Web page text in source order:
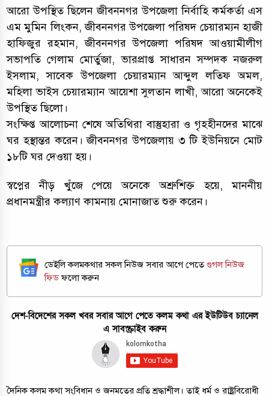
আরো উপস্থিত ছিলেন জীবননগর উপজেলা নির্বাহি কর্মকর্তা এস
এম মুমিন লিংকন, জীবননগর উপজেলা পরিষদ চেয়ারম্যন হাজী
হাফিজুর রহমান, জীবননগর উপজেলা পরিষদ আওয়ামীলীগ
সভাপতি গেলাম মোর্তুজা, ভারপ্রাপ্ত সাধারন সম্পদক নজরুল
ইসলাম, সাবেক উপজেলা চেয়ারম্যান আব্দুল লতিফ অমল,
মহিলা ভাইস চেয়ারম্যান আয়েশা সুলতান লাখী, আরো অনেকেই
উপস্থিত ছিলো।
সংক্ষিপ্ত আলোচনা শেষে অতিথিরা বাস্তুহারা ও গৃহহীনদের মাঝে
ঘর হস্থান্তর করেন। জীবননগর উপজেলায় ৩ টি ইউনিয়নে মোট
১৮টি ঘর দেওয়া হয়।
স্বপ্নের নীড় খুঁজে পেয়ে অনেকে অশ্রুশিক্ত হয়ে, মাননীয়
প্রধানমন্ত্রীর কল্যাণ কামনায় মোনাজাত শুরু করেন।
ডেইলি কলমকথার সকল নিউজ সবার আগে পেতেগুগল নিউজ
ফিডফলো করুন
দেশ-বিদেশের সকল খবর সবার আগে পেতে কলম কথা এর ইউটিউব চ্যানেল
এ সাবস্ক্রাইব করুন
দৈনিক কলম কথা সংবিধান ও জনমতের প্রতি শ্রদ্ধাশীল। তাই ধর্ম ও রাষ্ট্রবিরোধী